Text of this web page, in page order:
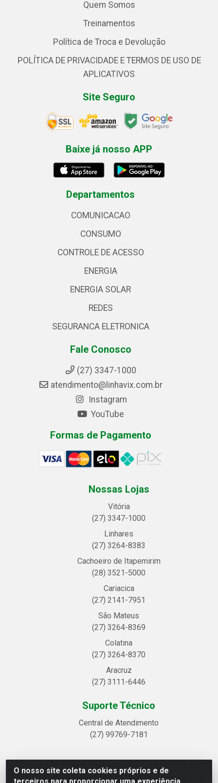
O nosso site coleta cookies próprios e de
Quem Somos
Treinamentos
Política de Troca e Devolução
POLÍTICA DE PRIVACIDADE E TERMOS DE USO DE
APLICATIVOS
Site Seguro
Baixe já nosso APP
Departamentos
COMUNICACAO
CONSUMO
CONTROLE DE ACESSO
ENERGIA
ENERGIA SOLAR
REDES
SEGURANCA ELETRONICA
Fale Conosco
(27) 3347-1000
atendimento@linhavix.com.br
Instagram
YouTube
Formas de Pagamento
Nossas Lojas
Vitória
(27) 3347-1000
Linhares
(27) 3264-8383
Cachoeiro de Itapemirim
(28) 3521-5000
Cariacica
(27) 2141-7951
São Mateus
(27) 3264-8369
Colatina
(27) 3264-8370
Aracruz
(27) 3111-6446
Suporte Técnico
Central de Atendimento
(27) 99769-7181
Linhavix Distribuidora LTDA - Avenida Alegre, 2521 -